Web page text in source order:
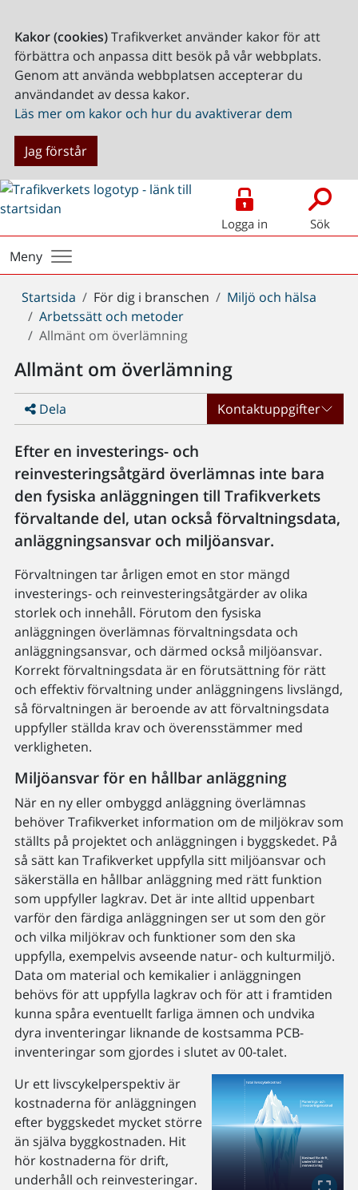
Kakor (cookies)Trafikverket använder kakor för att
förbättra och anpassa ditt besök på vår webbplats.
Genom att använda webbplatsen accepterar du
användandet av dessa kakor.
Läs mer om kakor och hur du avaktiverar dem
Jag förstår
Logga in Sök
Meny
Du
är
här:
Startsida För dig i branschen
Miljö och hälsa
Arbetssätt och metoder
Allmänt om överlämning
Allmänt om överlämning
Dela Kontaktuppgifter
Efter en investerings- och
reinvesteringsåtgärd överlämnas inte bara
den fysiska anläggningen till Trafikverkets
förvaltande del, utan också förvaltningsdata,
anläggningsansvar och miljöansvar.
Förvaltningen tar årligen emot en stor mängd
investerings- och reinvesteringsåtgärder av olika
storlek och innehåll. Förutom den fysiska
anläggningen överlämnas förvaltningsdata och
anläggningsansvar, och därmed också miljöansvar.
Korrekt förvaltningsdata är en förutsättning för rätt
och effektiv förvaltning under anläggningens livslängd,
så förvaltningen är beroende av att förvaltningsdata
uppfyller ställda krav och överensstämmer med
verkligheten.
Miljöansvar för en hållbar anläggning
När en ny eller ombyggd anläggning överlämnas
behöver Trafikverket information om de miljökrav som
ställts på projektet och anläggningen i byggskedet. På
så sätt kan Trafikverket uppfylla sitt miljöansvar och
säkerställa en hållbar anläggning med rätt funktion
som uppfyller lagkrav. Det är inte alltid uppenbart
varför den färdiga anläggningen ser ut som den gör
och vilka miljökrav och funktioner som den ska
uppfylla, exempelvis avseende natur- och kulturmiljö.
Data om material och kemikalier i anläggningen
behövs för att uppfylla lagkrav och för att i framtiden
kunna spåra eventuellt farliga ämnen och undvika
dyra inventeringar liknande de kostsamma PCB-
inventeringar som gjordes i slutet av 00-talet.
Ur ett livscykelperspektiv är
kostnaderna för anläggningen
efter byggskedet mycket större
än själva byggkostnaden. Hit
hör kostnaderna för drift,
underhåll och reinvesteringar.